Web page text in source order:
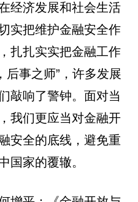
经济发展和社会生活
实把维护金融安全作
扎扎实实把金融工作
后事之师”，许多发展
敲响了警钟。面对当
我们更应当对金融开
安全的底线，避免重
国家的覆辙。